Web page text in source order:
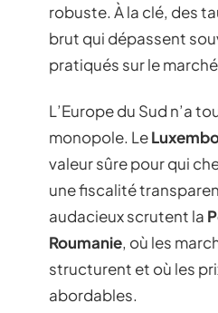
robuste. À la clé, des
brut qui dépassent
pratiqués sur le
L’Europe du Sud n’a
monopole. Le
valeur sûre pour qui
une fiscalité
audacieux scrutent la
Roumanie, où les
structurent et où les
abordables.